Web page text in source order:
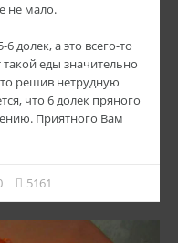
не мало.
долек, а это всего-то
еды значительно
решив нетрудную
что 6 долек пряного
Приятного Вам
5161